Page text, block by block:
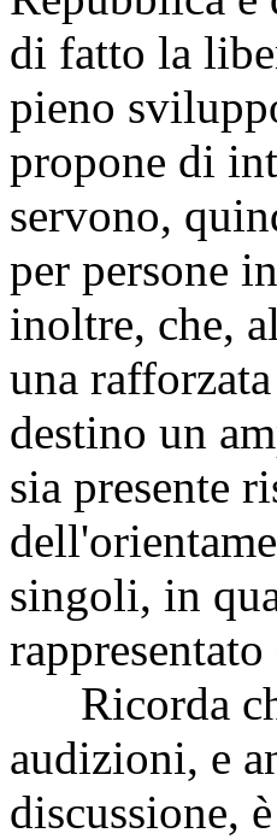
di fatto la
pieno
propone di
servono,
per persone
inoltre, che,
una
destino un
sia presente
singoli, in
Ricorda
audizioni, e
discussione,